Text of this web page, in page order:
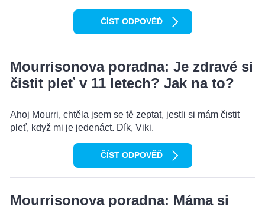
ČÍST ODPOVĚĎ
Mourrisonova poradna: Je zdravé si
čistit pleť v 11 letech? Jak na to?
Ahoj Mourri, chtěla jsem se tě zeptat, jestli si mám čistit
pleť, když mi je jedenáct. Dík, Viki.
ČÍST ODPOVĚĎ
Mourrisonova poradna: Máma si